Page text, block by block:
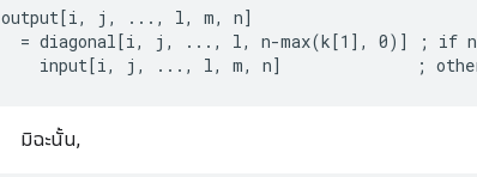
output[i, j, ..., l, m, n]
= diagonal[i, j, ..., l, n-max(k[1], 0)] ; if
input[i, j, ..., l, m, n]              ;
มิฉะนั้น,